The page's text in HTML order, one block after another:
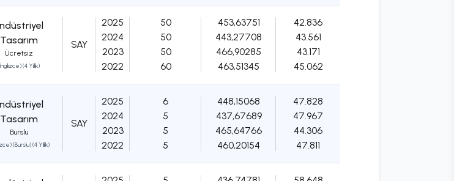
Tasarım
Ücretsiz
(4 Yıllık)
SAY
2025
2024
2023
2022
50
50
50
60
453,63751
443,27708
466,90285
463,51345
42.836
43.561
43.171
45.062
Tasarım
Burslu
(Burslu) (4 Yıllık)
SAY
2025
2024
2023
2022
6
5
5
5
448,15068
437,67689
465,64766
460,20154
47.828
47.967
44.306
47.811